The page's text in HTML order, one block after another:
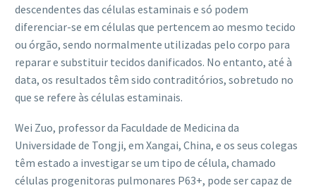
descendentes das células estaminais e só podem
diferenciar-se em células que pertencem ao mesmo tecido
ou órgão, sendo normalmente utilizadas pelo corpo para
reparar e substituir tecidos danificados. No entanto, até à
data, os resultados têm sido contraditórios, sobretudo no
que se refere às células estaminais.
Wei Zuo, professor da Faculdade de Medicina da
Universidade de Tongji, em Xangai, China, e os seus colegas
têm estado a investigar se um tipo de célula, chamado
células progenitoras pulmonares P63+, pode ser capaz de